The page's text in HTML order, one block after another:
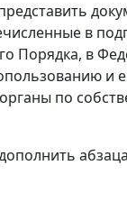
в
Порядка, в
и
по